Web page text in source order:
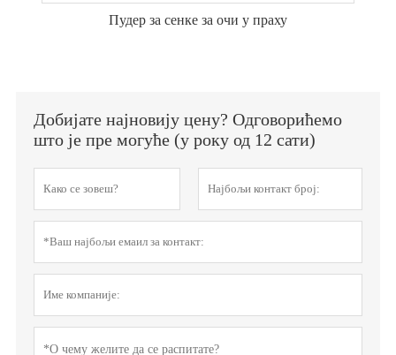
Пудер за сенке за очи у праху
Добијате најновију цену? Одговорићемо
што је пре могуће (у року од 12 сати)